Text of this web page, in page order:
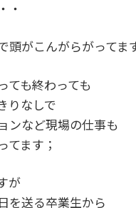
・
頭がこんがらがってま
ても終わっても
りなしで
ンなど現場の仕事も
てます；
が
を送る卒業生から